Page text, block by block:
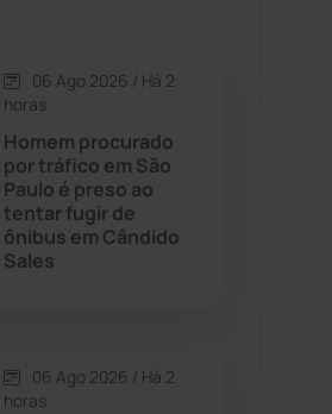
(1504)
(157)
06 Ago 2026 / Há 2
horas
Homem procurado
por tráfico em São
Paulo é preso ao
tentar fugir de
ônibus em Cândido
Sales
06 Ago 2026 / Há 2
horas